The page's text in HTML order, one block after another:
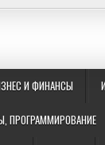
И ФИНАНСЫ
ПРОГРАММИРОВАНИЕ